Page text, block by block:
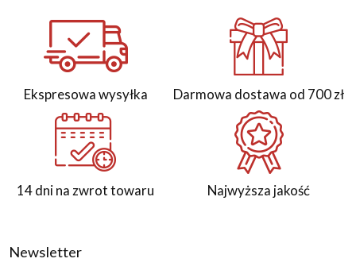
Ekspresowa wysyłka Darmowa dostawa od 700 zł
14 dni na zwrot towaru Najwyższa jakość
Newsletter